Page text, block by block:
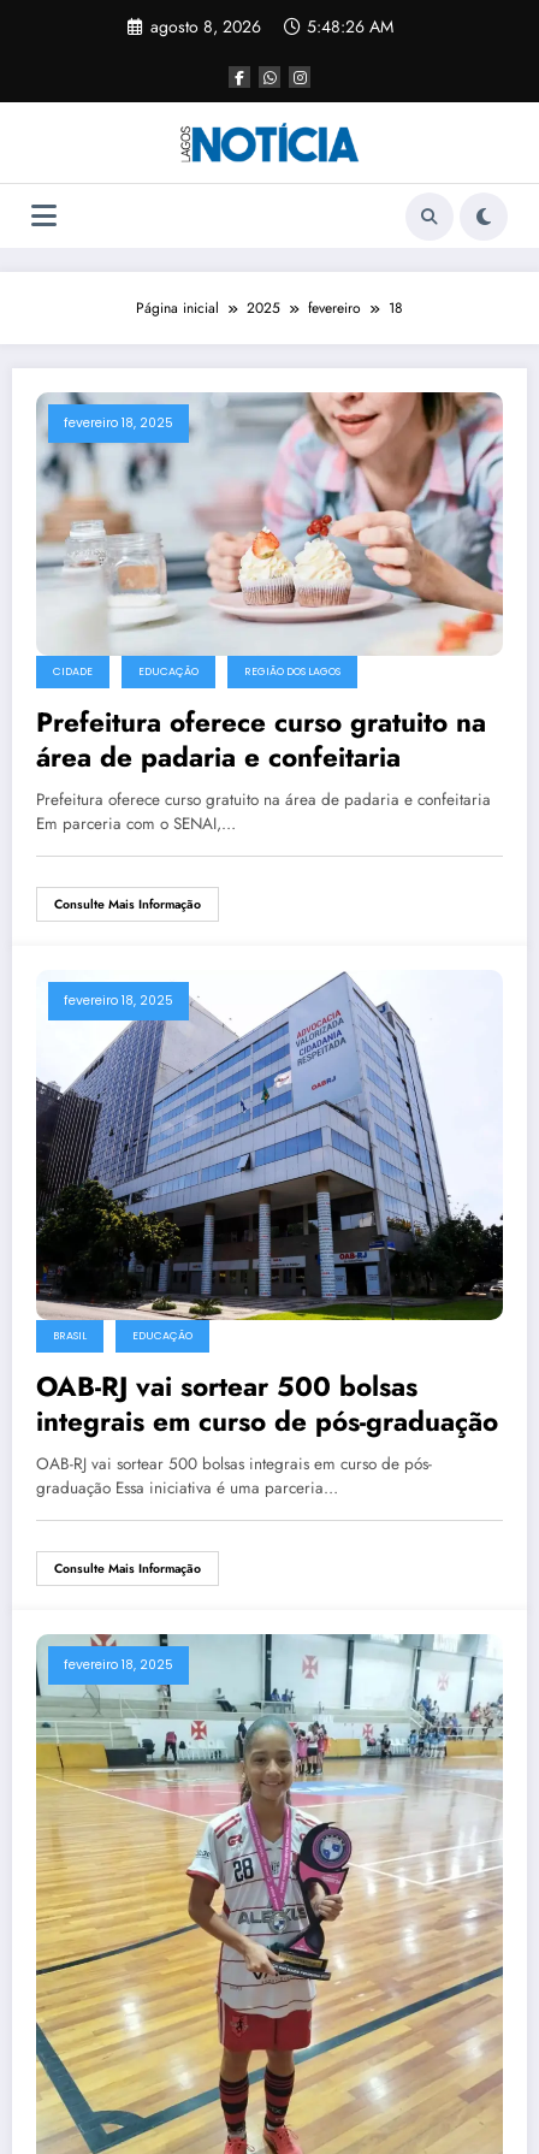
agosto 8, 2026 5:48:27 AM
Página inicial 2025 fevereiro 18
fevereiro 18, 2025
CIDADE EDUCAÇÃO REGIÃO DOS LAGOS
Prefeitura oferece curso gratuito na
área de padaria e confeitaria
Prefeitura oferece curso gratuito na área de padaria e confeitaria
Em parceria com o SENAI,…
Consulte Mais Informação
fevereiro 18, 2025
BRASIL EDUCAÇÃO
OAB-RJ vai sortear 500 bolsas
integrais em curso de pós-graduação
OAB-RJ vai sortear 500 bolsas integrais em curso de pós-
graduação Essa iniciativa é uma parceria…
Consulte Mais Informação
fevereiro 18, 2025